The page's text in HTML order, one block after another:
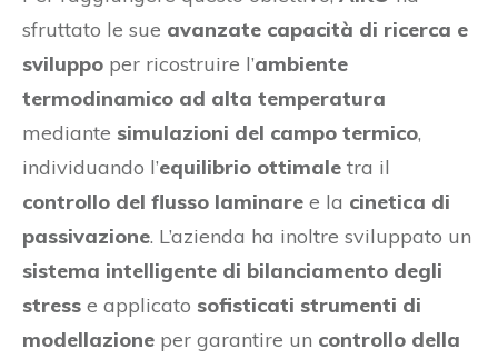
sfruttato le sue avanzate capacità di ricerca e
sviluppo per ricostruire l’ambiente
termodinamico ad alta temperatura
mediante simulazioni del campo termico,
individuando l’equilibrio ottimale tra il
controllo del flusso laminare e la cinetica di
passivazione. L’azienda ha inoltre sviluppato un
sistema intelligente di bilanciamento degli
stress e applicato sofisticati strumenti di
modellazione per garantire un controllo della